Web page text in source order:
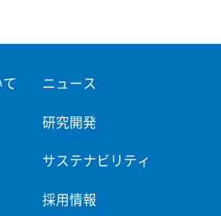
ニュース
研究開発
サステナビリティ
採用情報